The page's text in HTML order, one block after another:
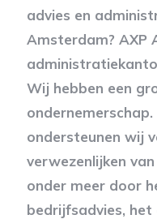
advies en
Amsterdam? AXP
Wij hebben een
ondersteunen wij
verwezenlijken
onder meer door
bedrijfsadvies, het